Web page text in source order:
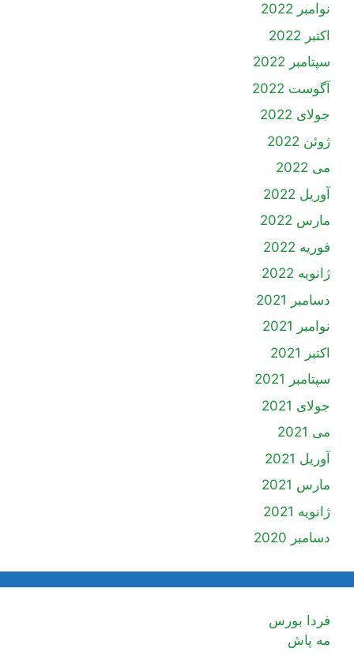
نوامبر 2022
اکتبر 2022
سپتامبر 2022
آگوست 2022
جولای 2022
ژوئن 2022
می 2022
آوریل 2022
مارس 2022
فوریه 2022
ژانویه 2022
دسامبر 2021
نوامبر 2021
اکتبر 2021
سپتامبر 2021
جولای 2021
می 2021
آوریل 2021
مارس 2021
ژانویه 2021
دسامبر 2020
فردا بورس
مه پاش